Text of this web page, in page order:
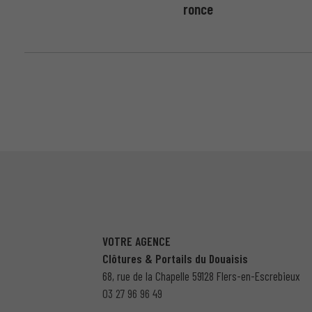
ronce
VOTRE AGENCE
Clôtures & Portails du Douaisis
68, rue de la Chapelle 59128 Flers-en-Escrebieux
03 27 96 96 49